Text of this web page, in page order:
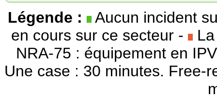
Légende :
Aucun incident
en cours sur ce secteur - La
NRA-75 : équipement en
Une case : 30 minutes. Free-